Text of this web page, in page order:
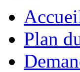
Plan